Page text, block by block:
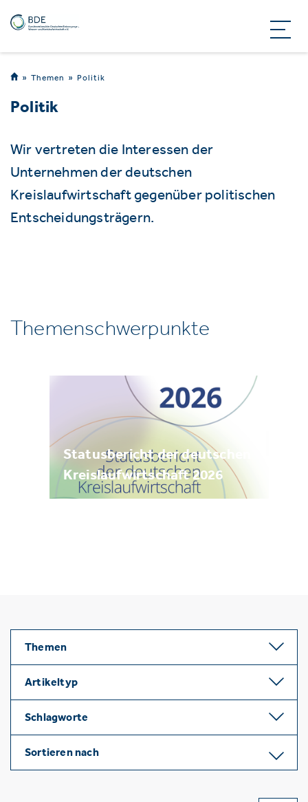
Themen Politik
Politik
Wir vertreten die Interessen der
Unternehmen der deutschen
Kreislaufwirtschaft gegenüber politischen
Entscheidungsträgern.
Themenschwerpunkte
Statusbericht der deutschen
Kreislaufwirtschaft 2026
Themen
Artikeltyp
Schlagworte
Sortieren nach